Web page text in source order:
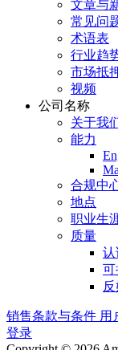
文章与
常见问
术语表
行业趋
市场抵
视频
公司名称
关于我
能力
合规中
地点
职业生
质量
认
可
销售条款与条件 用
登录